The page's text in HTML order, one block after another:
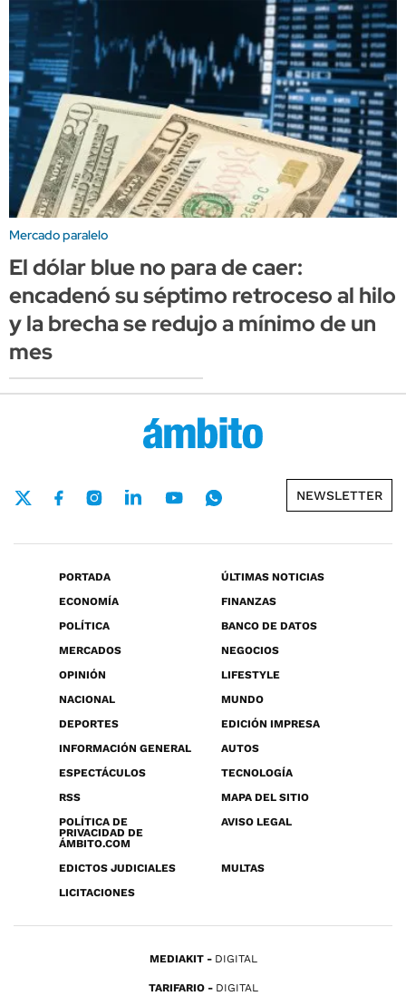
Mercado paralelo
El dólar blue no para de caer:
encadenó su séptimo retroceso al hilo
y la brecha se redujo a mínimo de un
mes
NEWSLETTER
PORTADA
ÚLTIMAS NOTICIAS
ECONOMÍA
FINANZAS
POLÍTICA
BANCO DE DATOS
MERCADOS
NEGOCIOS
OPINIÓN
LIFESTYLE
NACIONAL
MUNDO
DEPORTES
EDICIÓN IMPRESA
INFORMACIÓN GENERAL
AUTOS
ESPECTÁCULOS
TECNOLOGÍA
RSS
MAPA DEL SITIO
POLÍTICA DE
PRIVACIDAD DE
ÁMBITO.COM
AVISO LEGAL
EDICTOS JUDICIALES
MULTAS
LICITACIONES
MEDIAKIT DIGITAL
TARIFARIO DIGITAL